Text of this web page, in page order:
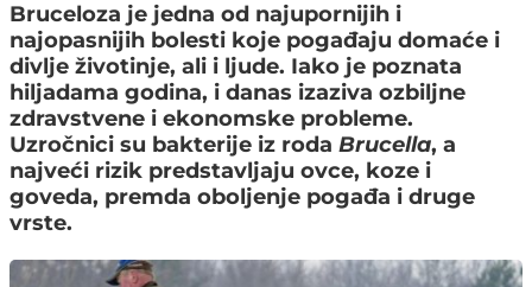
Bruceloza je jedna od najupornijih i
najopasnijih bolesti koje pogađaju domaće i
divlje životinje, ali i ljude. Iako je poznata
hiljadama godina, i danas izaziva ozbiljne
zdravstvene i ekonomske probleme.
Uzročnici su bakterije iz roda Brucella, a
najveći rizik predstavljaju ovce, koze i
goveda, premda oboljenje pogađa i druge
vrste.